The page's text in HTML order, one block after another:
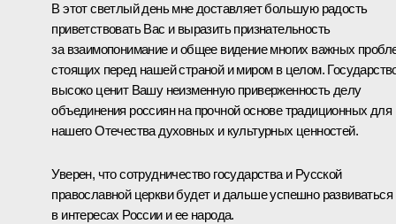
В этот светлый день мне доставляет большую радость
приветствовать Вас и выразить признательность
за взаимопонимание и общее видение многих важных
стоящих перед нашей страной и миром в целом.
высоко ценит Вашу неизменную приверженность делу
объединения россиян на прочной основе традиционных для
нашего Отечества духовных и культурных ценностей.
Уверен, что сотрудничество государства и Русской
православной церкви будет и дальше успешно развиваться
в интересах России и ее народа.